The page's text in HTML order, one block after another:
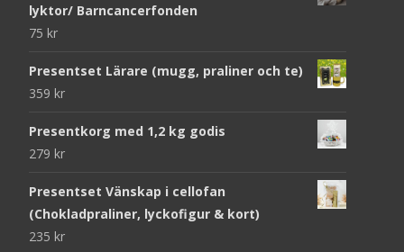
lyktor/ Barncancerfonden
75 kr
Presentset Lärare (mugg, praliner och te)
359 kr
Presentkorg med 1,2 kg godis
279 kr
Presentset Vänskap i cellofan
(Chokladpraliner, lyckofigur & kort)
235 kr